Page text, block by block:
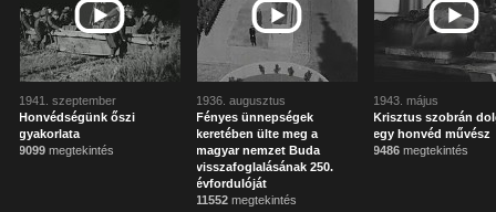
1941. szeptember
Honvédségünk őszi
gyakorlata
9099 megtekintés
1936. augusztus
Fényes ünnepségek
keretében ülte meg a
magyar nemzet Buda
visszafoglalásának 250.
évfordulóját
11552 megtekintés
1943. május
Krisztus szobrán
egy honvéd művész
9486 megtekintés